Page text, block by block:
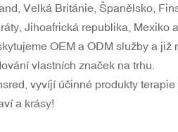
Velká Británie, Španělsko,
Jihoafrická republika, Mexiko
OEM a ODM služby a
vlastních značek na trhu.
vyvíjí účinné produkty
a krásy!